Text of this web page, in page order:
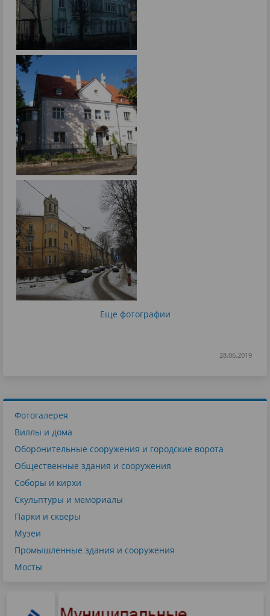
Еще фотографии
28.06.2019
Фотогалерея
Виллы и дома
Оборонительные сооружения и городские ворота
Общественные здания и сооружения
Соборы и кирхи
Скульптуры и мемориалы
Парки и скверы
Музеи
Промышленные здания и сооружения
Мосты